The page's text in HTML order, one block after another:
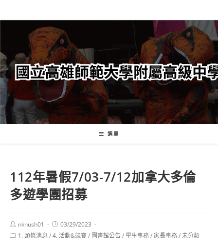
轉
要
內
容
選單
112年暑假7/03-7/12加拿大多倫
多遊學團招募
Post
author:
nknush01
Post
published:
03/29/2023
Post1. 頭條消息 /4. 活動&競賽/ 圖書館公告/學生事務/ 家長事務/未分類